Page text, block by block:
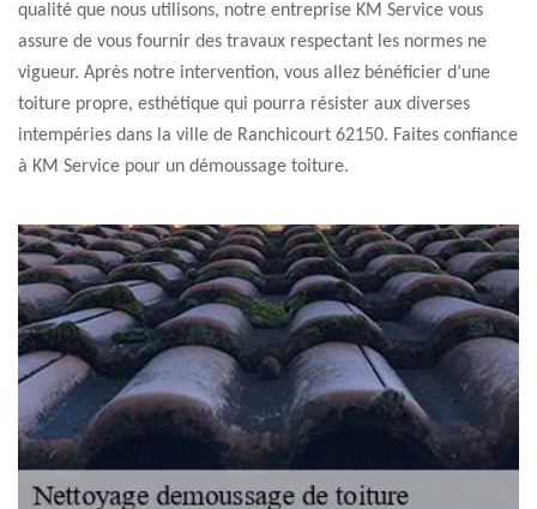
qualité que nous utilisons, notre entreprise KM Service vous
assure de vous fournir des travaux respectant les normes ne
vigueur. Après notre intervention, vous allez bénéficier d’une
toiture propre, esthétique qui pourra résister aux diverses
intempéries dans la ville de Ranchicourt 62150. Faites confiance
à KM Service pour un démoussage toiture.